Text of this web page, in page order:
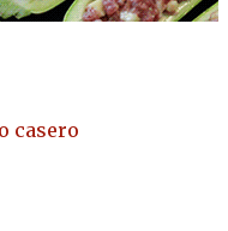
casero